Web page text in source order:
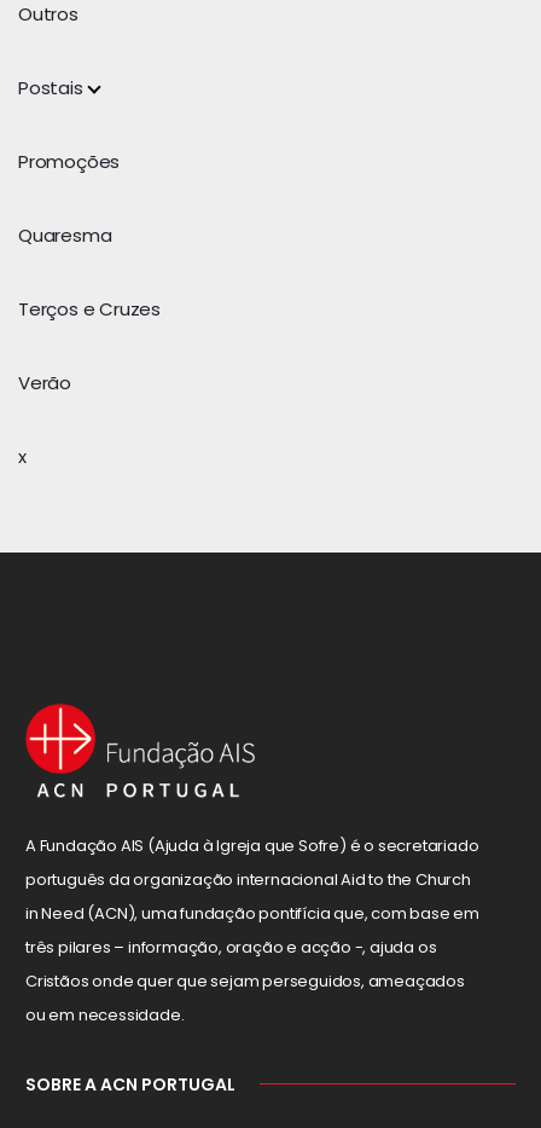
Outros
Postais
Promoções
Quaresma
Terços e Cruzes
Verão
x
A Fundação AIS (Ajuda à Igreja que Sofre) é o secretariado
português da organização internacional Aid to the Church
in Need (ACN), uma fundação pontifícia que, com base em
três pilares – informação, oração e acção -, ajuda os
Cristãos onde quer que sejam perseguidos, ameaçados
ou em necessidade.
SOBRE A ACN PORTUGAL